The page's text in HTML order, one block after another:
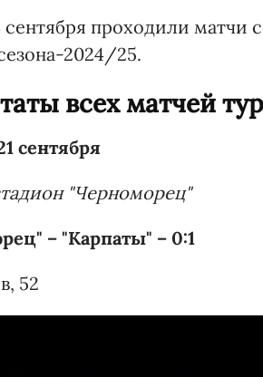
сентября проходили матчи
2024/25.
всех матчей
сентября
"Черноморец"
– "Карпаты" – 0:1
52